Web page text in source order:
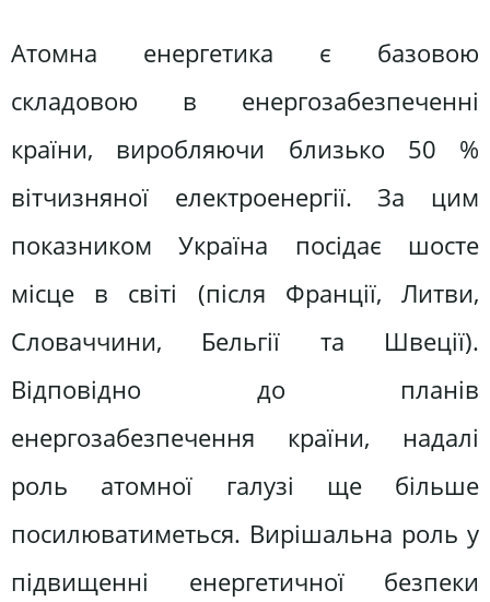
Атомна енергетика є базовою
складовою в енергозабезпеченні
країни, виробляючи близько 50 %
вітчизняної електроенергії. За цим
показником Україна посідає шосте
місце в світі (після Франції, Литви,
Словаччини, Бельгії та Швеції).
Відповідно до планів
енергозабезпечення країни, надалі
роль атомної галузі ще більше
посилюватиметься. Вирішальна роль у
підвищенні енергетичної безпеки